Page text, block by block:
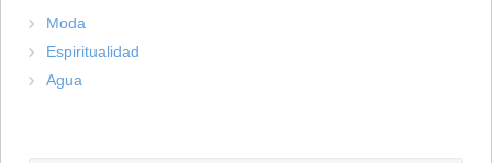
Moda
Espiritualidad
Agua